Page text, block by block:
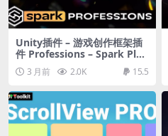
Unity插件 – 游戏创作框架插
件 Professions – Spark Plug
in 3 月前 2.0K 15.5